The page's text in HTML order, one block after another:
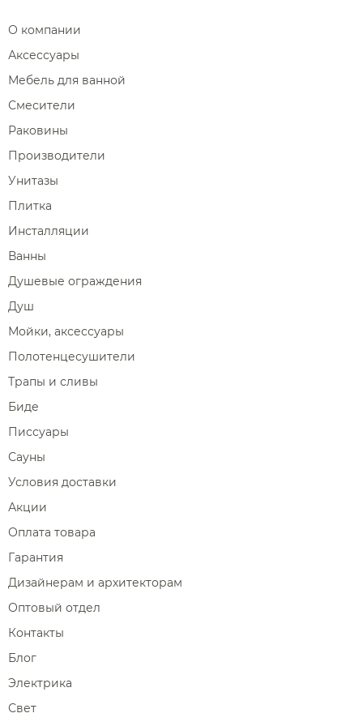
О компании
Аксессуары
Мебель для ванной
Смесители
Раковины
Производители
Унитазы
Плитка
Инсталляции
Ванны
Душевые ограждения
Душ
Мойки, аксессуары
Полотенцесушители
Трапы и сливы
Биде
Писсуары
Сауны
Условия доставки
Акции
Оплата товара
Гарантия
Дизайнерам и архитекторам
Оптовый отдел
Контакты
Блог
Электрика
Свет